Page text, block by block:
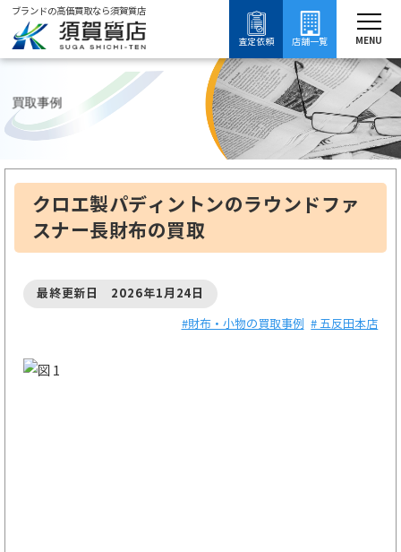
ブランドの高価買取なら須賀質店
査定依頼
店舗一覧 MENU
ブランド買取 財布・小物買取 財布・小物の買取事例 クロエ製パディントンのラウンドファスナー長財布の買取
買取事例
クロエ製パディントンのラウンドファ
スナー長財布の買取
最終更新日 2026年1月24日
#財布・小物の買取事例
# 五反田本店